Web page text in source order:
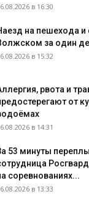
в 16:30
на пешехода и
за один
в 15:32
рвота и
от
в 14:31
53 минуты
соревнованиях...
в 13:33